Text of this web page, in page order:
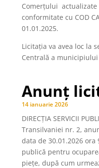
Comerțului
conformitate cu COD
01.01.2025.
Licitaţia va avea loc la
Centrală a municipiului
Anunț
14 ianuarie 2026
DIRECȚIA SERVICII
Transilvaniei nr. 2,
data de 30.01.2026
publică pentru
piețe, după cum